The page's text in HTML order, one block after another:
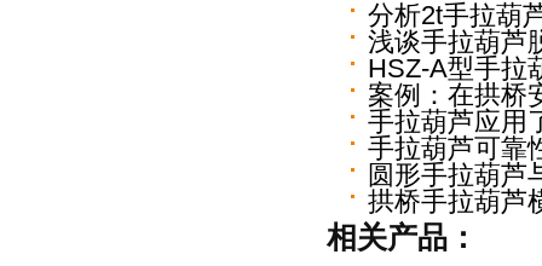
分析2t手拉葫
浅谈手拉葫芦
HSZ-A型手拉
案例：在拱桥
手拉葫芦应用
手拉葫芦可靠
圆形手拉葫芦
拱桥手拉葫芦
相关产品：